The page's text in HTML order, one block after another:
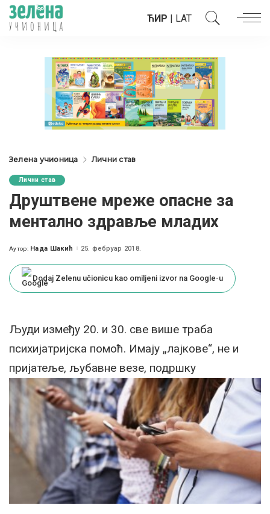
ЋИР | LAT
Зелена учионица Лични став
Лични став
Друштвене мреже опасне за
ментално здравље младих
Posted
Аутор: Нада Шакић 25. фебруар 2018.
Dodaj Zelenu učionicu kao omiljeni izvor na Google-u
Људи између 20. и 30. све више траба
психијатријска помоћ. Имају „лајкове“, не и
пријатеље, љубавне везе, подршку